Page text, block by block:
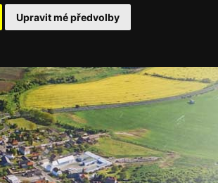
Upravit mé předvolby